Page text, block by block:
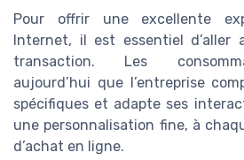
Pour offrir une excellente
Internet, il est essentiel d’aller
transaction. Les
aujourd’hui que l’entreprise
spécifiques et adapte ses
une personnalisation fine, à
d’achat en ligne.